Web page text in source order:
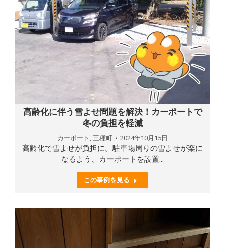
高齢化に伴う雪よせ問題を解決！カーポートで
冬の負担を軽減
カーポート 三種町 2024年10月15日
高齢化で雪よせが負担に。駐車場周りの雪よせが楽に
なるよう、カーポートを設置…
この事例を見る